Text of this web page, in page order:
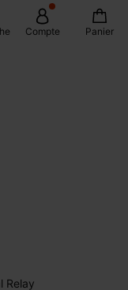
Compte Panier
Relay